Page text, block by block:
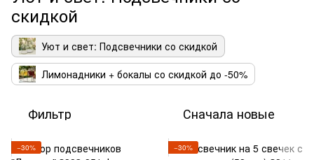
скидкой
Уют и свет: Подсвечники со скидкой
Лимонадники + бокалы со скидкой до -50%
Фильтр Сначала новые
−30% −30%